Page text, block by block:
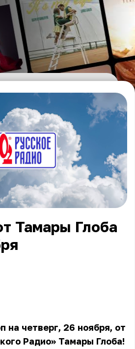
Тамары Глоба
на четверг, 26 ноября, от
Радио» Тамары Глоба!